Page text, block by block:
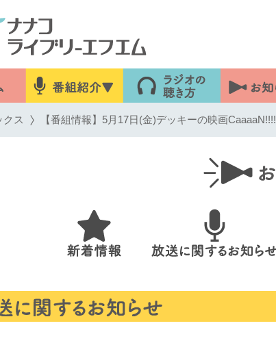
クス 【番組情報】5月17日(金)デッキーの映画CaaaaN!!!!